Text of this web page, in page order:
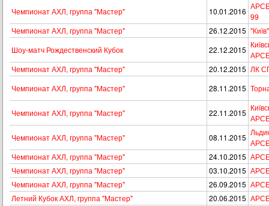
Чемпионат АХЛ, группа "Мастер"
10.01.2016
99
Чемпионат АХЛ, группа "Мастер"
26.12.2015
Шоу-матч Рождественский Кубок
22.12.2015
Чемпионат АХЛ, группа "Мастер"
20.12.2015 ЛК
Чемпионат АХЛ, группа "Мастер"
28.11.2015
Чемпионат АХЛ, группа "Мастер" 22.11.2015
Чемпионат АХЛ, группа "Мастер"
08.11.2015
Чемпионат АХЛ, группа "Мастер"
24.10.2015
Чемпионат АХЛ, группа "Мастер"
03.10.2015
Чемпионат АХЛ, группа "Мастер"
26.09.2015
Летний Кубок АХЛ, группа "Мастер"
20.06.2015